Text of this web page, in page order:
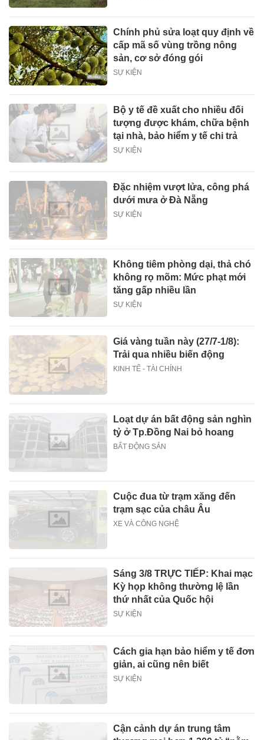
Chính phủ sửa loạt quy định về
cấp mã số vùng trồng nông
sản, cơ sở đóng gói
SỰ KIỆN
Bộ y tế đề xuất cho nhiều đối
tượng được khám, chữa bệnh
tại nhà, bảo hiểm y tế chi trả
SỰ KIỆN
Đặc nhiệm vượt lửa, công phá
dưới mưa ở Đà Nẵng
SỰ KIỆN
Không tiêm phòng dại, thả chó
không rọ mõm: Mức phạt mới
tăng gấp nhiều lần
SỰ KIỆN
Giá vàng tuần này (27/7-1/8):
Trải qua nhiều biến động
KINH TẾ - TÀI CHÍNH
Loạt dự án bất động sản nghìn
tỷ ở Tp.Đồng Nai bỏ hoang
BẤT ĐỘNG SẢN
Cuộc đua từ trạm xăng đến
trạm sạc của châu Âu
XE VÀ CÔNG NGHỆ
Sáng 3/8 TRỰC TIẾP: Khai mạc
Kỳ họp không thường lệ lần
thứ nhất của Quốc hội
SỰ KIỆN
Cách gia hạn bảo hiểm y tế đơn
giản, ai cũng nên biết
SỰ KIỆN
Cận cảnh dự án trung tâm